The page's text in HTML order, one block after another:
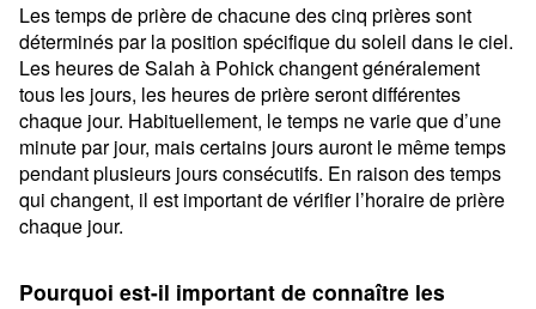
Les temps de prière de chacune des cinq prières sont
déterminés par la position spécifique du soleil dans le ciel.
Les heures de Salah à Pohick changent généralement
tous les jours, les heures de prière seront différentes
chaque jour. Habituellement, le temps ne varie que d’une
minute par jour, mais certains jours auront le même temps
pendant plusieurs jours consécutifs. En raison des temps
qui changent, il est important de vérifier l’horaire de prière
chaque jour.
Pourquoi est-il important de connaître les